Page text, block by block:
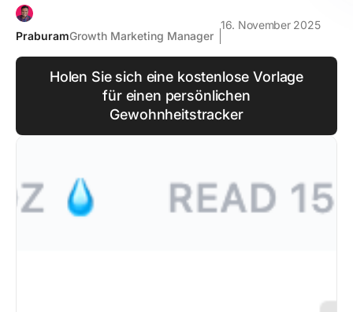
PraburamGrowth Marketing Manager
16. November 2025
Holen Sie sich eine kostenlose Vorlage
für einen persönlichen
Gewohnheitstracker